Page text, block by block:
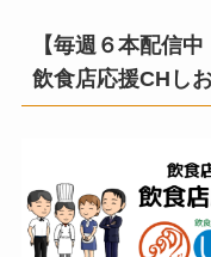
【毎週６本配信
飲食店応援CHし